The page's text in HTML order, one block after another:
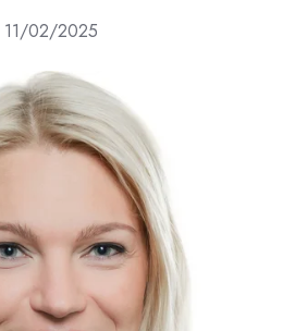
11/02/2025